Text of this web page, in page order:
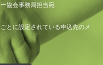
協会事務局担当宛
とに設定されている申込先のメ